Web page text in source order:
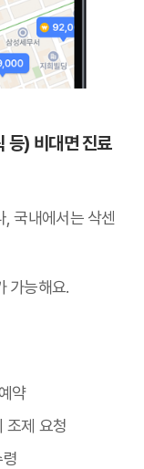
등) 비대면 진료
,국내에서는 삭센
가능해요.
약
조제 요청